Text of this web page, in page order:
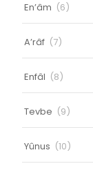
En’âm (6)
A’râf (7)
Enfâl (8)
Tevbe (9)
Yûnus (10)